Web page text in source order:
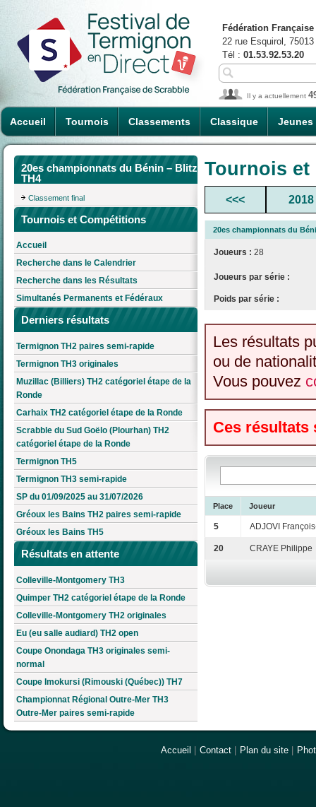
Accueil Tournois Classements Classique Jeunes
Fédération
22 rue Esquirol,
Tél : 01.53.92.53.20
Il y a actuellement
20es championnats du Bénin – Blitz
TH4
Classement final
Tournois et Compétitions
Accueil
Recherche dans le Calendrier
Recherche dans les Résultats
Simultanés Permanents et Fédéraux
Derniers résultats
Termignon TH2 paires semi-rapide
Termignon TH3 originales
Muzillac (Billiers) TH2 catégoriel étape de la
Ronde
Carhaix TH2 catégoriel étape de la Ronde
Scrabble du Sud Goëlo (Plourhan) TH2
catégoriel étape de la Ronde
Termignon TH5
Termignon TH3 semi-rapide
SP du 01/09/2025 au 31/07/2026
Gréoux les Bains TH2 paires semi-rapide
Gréoux les Bains TH5
Résultats en attente
Colleville-Montgomery TH3
Quimper TH2 catégoriel étape de la Ronde
Colleville-Montgomery TH2 originales
Eu (eu salle audiard) TH2 open
Coupe Onondaga TH3 originales semi-
normal
Coupe Imokursi (Rimouski (Québec)) TH7
Championnat Régional Outre-Mer TH3
Outre-Mer paires semi-rapide
Tournois
<<< 2018
20es championnats du
Joueurs : 28
Joueurs par série :
Poids par série :
Les résultats
ou de
Vous pouvez
Ces résultats
Place Joueur
5 ADJOVI
20 CRAYE Philippe
Accueil Contact Plan du site